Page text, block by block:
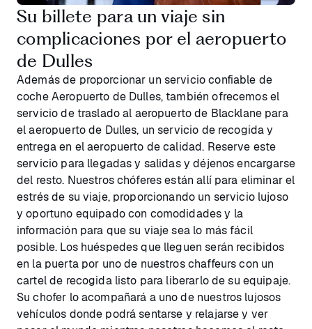
Su billete para un viaje sin
complicaciones por el aeropuerto
de Dulles
Además de proporcionar un servicio confiable de
coche Aeropuerto de Dulles, también ofrecemos el
servicio de traslado al aeropuerto de Blacklane para
el aeropuerto de Dulles, un servicio de recogida y
entrega en el aeropuerto de calidad. Reserve este
servicio para llegadas y salidas y déjenos encargarse
del resto. Nuestros chóferes están allí para eliminar el
estrés de su viaje, proporcionando un servicio lujoso
y oportuno equipado con comodidades y la
información para que su viaje sea lo más fácil
posible. Los huéspedes que lleguen serán recibidos
en la puerta por uno de nuestros chaffeurs con un
cartel de recogida listo para liberarlo de su equipaje.
Su chofer lo acompañará a uno de nuestros lujosos
vehículos donde podrá sentarse y relajarse y ver